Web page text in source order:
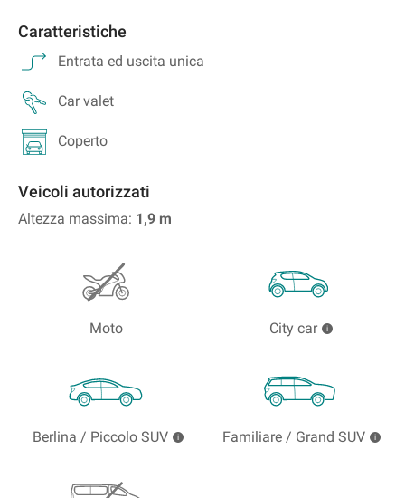
Caratteristiche
Entrata ed uscita unica
Car valet
Coperto
Veicoli autorizzati
Altezza massima: 1,9 m
Moto City car
Berlina / Piccolo SUV Familiare / Grand SUV